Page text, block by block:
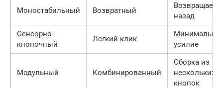
Моностабильный Возвратный
назад
Сенсорно-
кнопочный
Легкий клик
усилие
Модульный Комбинированный
Сборка из
нескольких
кнопок